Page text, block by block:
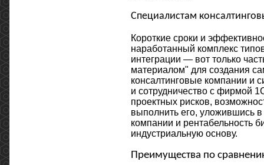
Специалистам
Короткие сроки и
наработанный комплекс
интеграции — вот только
материалом" для создания
консалтинговые компании и
и сотрудничество с фирмой
проектных рисков,
выполнить его, уложившись
компании и рентабельность
индустриальную основу.
Преимущества по